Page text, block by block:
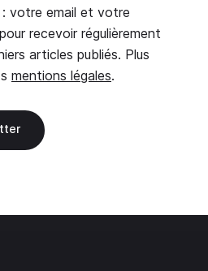
: votre email et votre
recevoir régulièrement
articles publiés. Plus
mentions légales.